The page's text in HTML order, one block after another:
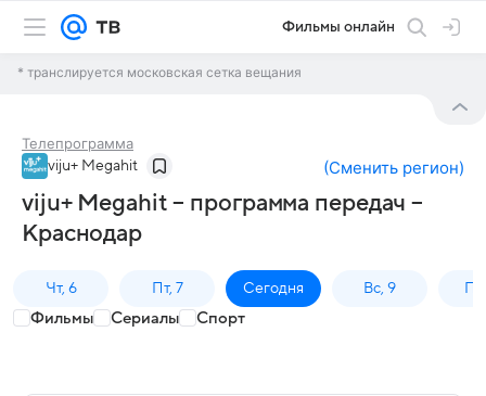
Фильмы онлайн
* транслируется московская сетка вещания
Телепрограмма
viju+ Megahit (Сменить регион)
viju+ Megahit – программа передач –
Краснодар
Чт, 6 Пт, 7 Сегодня Вс, 9
Фильмы Сериалы Спорт